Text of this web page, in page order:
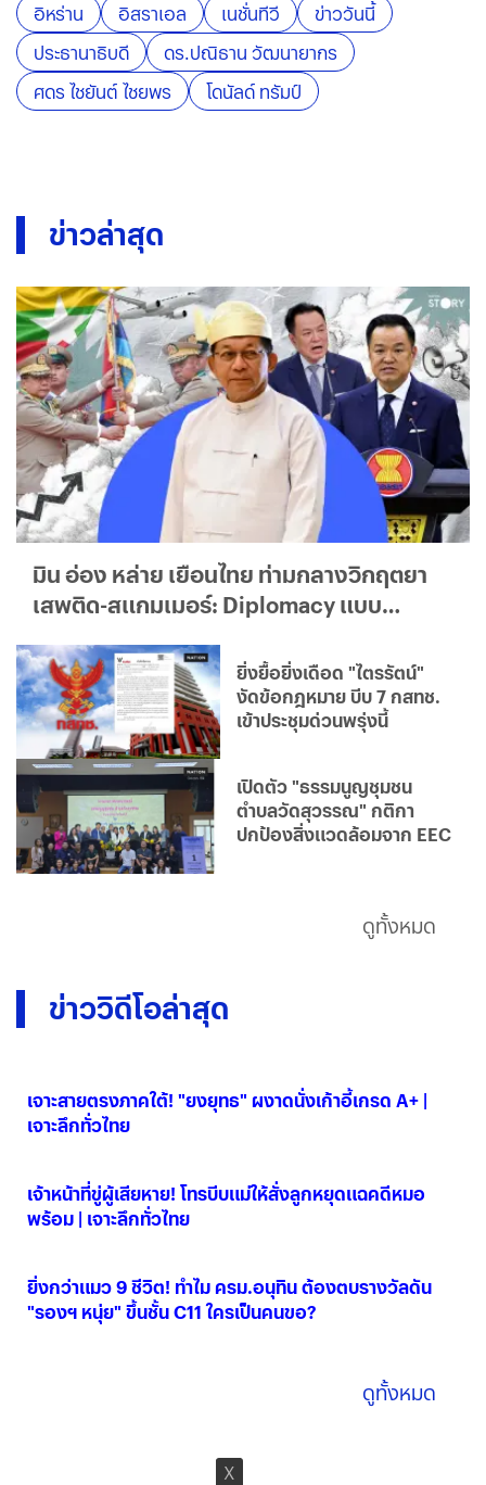
อิหร่าน
อิสราเอล เนชั่นทีวี
ข่าววันนี้
ประธานาธิบดี
ดร.ปณิธาน วัฒนายากร
ศดร ไชยันต์ ไชยพร
โดนัลด์ ทรัมป์
ข่าวล่าสุด
มิน อ่อง หล่าย เยือนไทย ท่ามกลางวิกฤตยา
เสพติด-สแกมเมอร์: Diplomacy แบบ
ยิ่งยื้อยิ่งเดือด "ไตรรัตน์"
งัดข้อกฎหมาย บีบ 7 กสทช.
เข้าประชุมด่วนพรุ่งนี้
เปิดตัว "ธรรมนูญชุมชน
ตำบลวัดสุวรรณ" กติกา
ปกป้องสิ่งแวดล้อมจาก EEC
ดูทั้งหมด
ข่าววิดีโอล่าสุด
เจาะสายตรงภาคใต้! "ยงยุทธ" ผงาดนั่งเก้าอี้เกรด A+ |
เจาะลึกทั่วไทย
เจ้าหน้าที่ขู่ผู้เสียหาย! โทรบีบแม่ให้สั่งลูกหยุดแฉคดีหมอ
พร้อม | เจาะลึกทั่วไทย
ยิ่งกว่าแมว 9 ชีวิต! ทำไม ครม.อนุทิน ต้องตบรางวัลดัน
"รองฯ หนุ่ย" ขึ้นชั้น C11 ใครเป็นคนขอ?
ดูทั้งหมด